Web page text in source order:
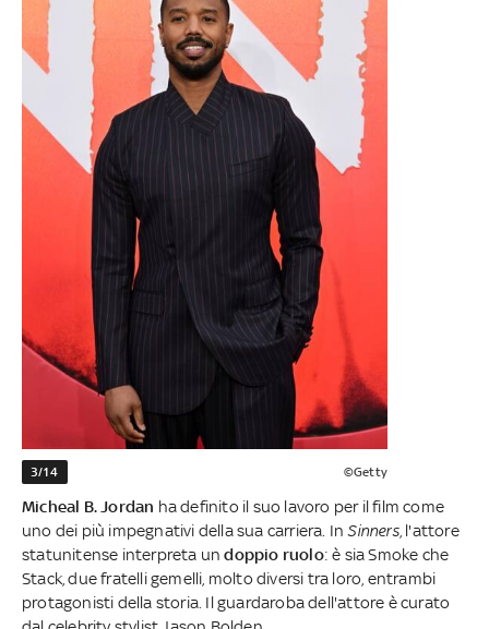
3/14 ©Getty
Micheal B. Jordan ha definito il suo lavoro per il film come
uno dei più impegnativi della sua carriera. In Sinners, l'attore
statunitense interpreta un doppio ruolo: è sia Smoke che
Stack, due fratelli gemelli, molto diversi tra loro, entrambi
protagonisti della storia. Il guardaroba dell'attore è curato